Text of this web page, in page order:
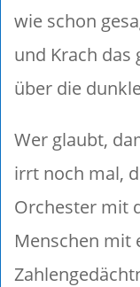
wie schon
und Krach das
über die
Wer glaubt,
irrt noch mal,
Orchester mit
Menschen mit